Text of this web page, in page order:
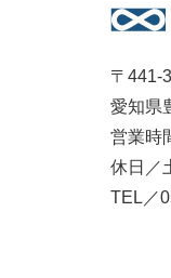
〒441-
愛知県
営業時
休日／
TEL／